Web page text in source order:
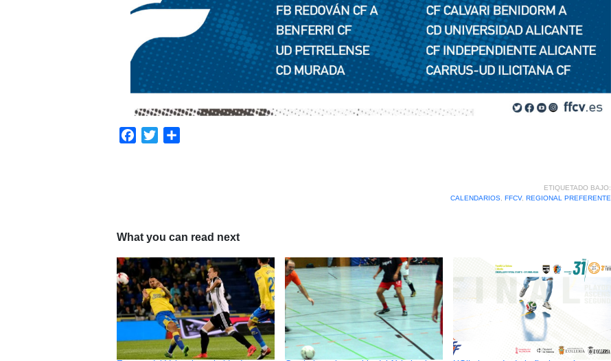
Facebook
Twitter
ETIQUETADO BAJO:
CALENDARIOS, FFCV, REGIONAL PREFERENTE
What you can read next